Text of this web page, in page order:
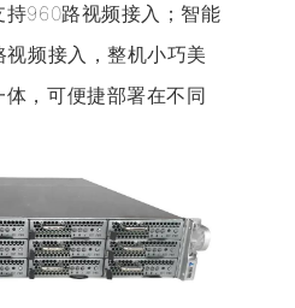
持960路视频接入；智能
频接入，整机小巧美
，可便捷部署在不同